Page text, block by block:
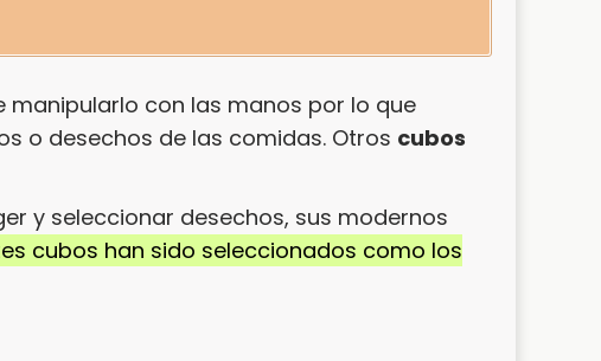
con las manos por lo que
o desechos de las comidas. Otros cubos
y seleccionar desechos, sus modernos
cubos han sido seleccionados como los